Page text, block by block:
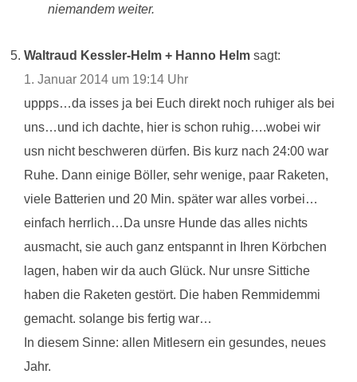
niemandem weiter.
Waltraud Kessler-Helm + Hanno Helm sagt:
1. Januar 2014 um 19:14 Uhr
uppps…da isses ja bei Euch direkt noch ruhiger als bei
uns…und ich dachte, hier is schon ruhig….wobei wir
usn nicht beschweren dürfen. Bis kurz nach 24:00 war
Ruhe. Dann einige Böller, sehr wenige, paar Raketen,
viele Batterien und 20 Min. später war alles vorbei…
einfach herrlich…Da unsre Hunde das alles nichts
ausmacht, sie auch ganz entspannt in Ihren Körbchen
lagen, haben wir da auch Glück. Nur unsre Sittiche
haben die Raketen gestört. Die haben Remmidemmi
gemacht. solange bis fertig war…
In diesem Sinne: allen Mitlesern ein gesundes, neues
Jahr.